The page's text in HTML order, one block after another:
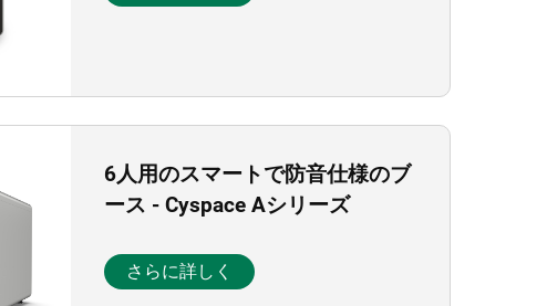
6人用のスマートで防音仕様のブ
ース - Cyspace Aシリーズ
さらに詳しく